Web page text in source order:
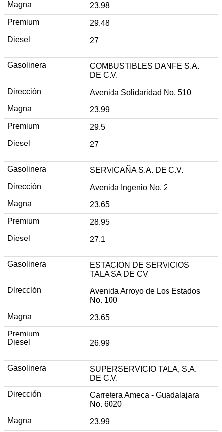
23.98
29.48
27
COMBUSTIBLES DANFE S.A.
DE C.V.
Avenida Solidaridad No. 510
23.99
29.5
27
SERVICAÑA S.A. DE C.V.
Avenida Ingenio No. 2
23.65
28.95
27.1
ESTACION DE SERVICIOS
TALA SA DE CV
Avenida Arroyo de Los Estados
No. 100
23.65
26.99
SUPERSERVICIO TALA, S.A.
DE C.V.
Carretera Ameca - Guadalajara
No. 6020
23.99